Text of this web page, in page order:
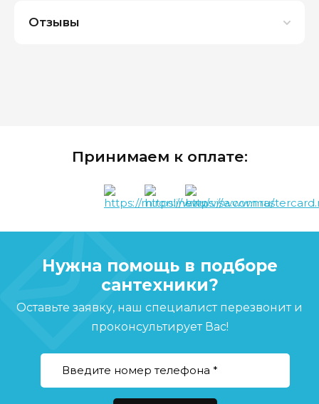
Отзывы
Принимаем к оплате:
Нужна помощь в подборе
сантехники?
Оставьте заявку, наш специалист перезвонит и
проконсультирует Вас!